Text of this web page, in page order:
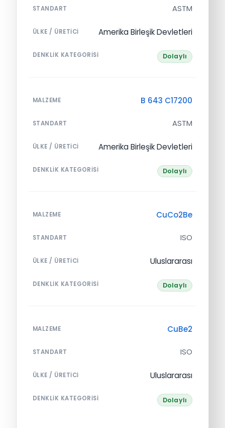
STANDART ASTM
ÜLKE / ÜRETICI Amerika Birleşik Devletleri
DENKLIK KATEGORISI Dolaylı
MALZEME B 643 C17200
STANDART ASTM
ÜLKE / ÜRETICI Amerika Birleşik Devletleri
DENKLIK KATEGORISI Dolaylı
MALZEME CuCo2Be
STANDART ISO
ÜLKE / ÜRETICI Uluslararası
DENKLIK KATEGORISI Dolaylı
MALZEME CuBe2
STANDART ISO
ÜLKE / ÜRETICI Uluslararası
DENKLIK KATEGORISI Dolaylı